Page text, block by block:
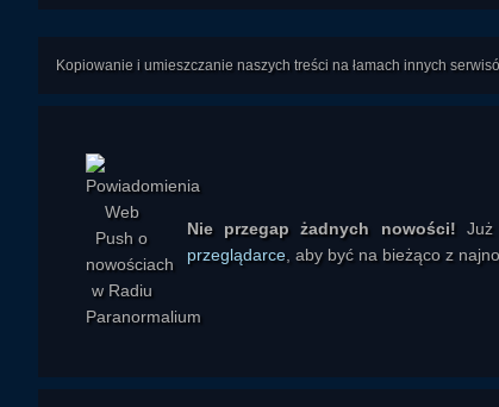
Kopiowanie i umieszczanie naszych treści na łamach innych
Nie przegap żadnych nowości!
przeglądarce , aby być na bieżąco z